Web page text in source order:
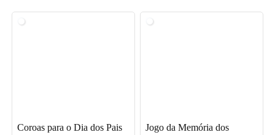
Coroas para o Dia dos Pais
Jogo da Memória dos